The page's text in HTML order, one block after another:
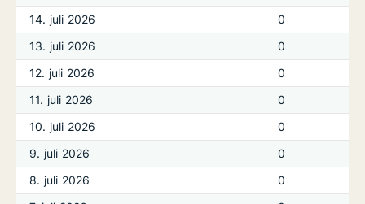
14. juli 2026
0
13. juli 2026
0
12. juli 2026
0
11. juli 2026
0
10. juli 2026
0
9. juli 2026
0
8. juli 2026
0